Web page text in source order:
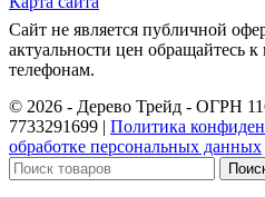
Сайт не является публичной
актуальности цен обращайтесь
телефонам.
©️ 2026 - Дерево Трейд - ОГРН
7733291699 | Политика
обработке персональных данных